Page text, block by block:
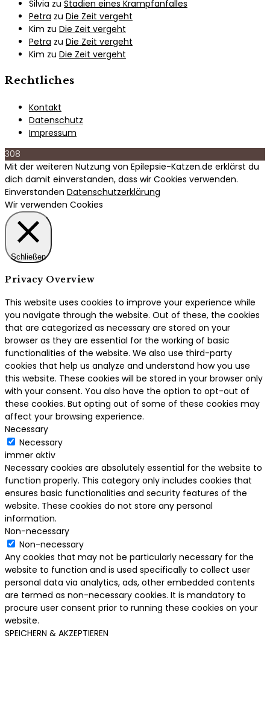
Silvia zu Stadien eines Krampfanfalles
Petra zu Die Zeit vergeht
Kim zu Die Zeit vergeht
Petra zu Die Zeit vergeht
Kim zu Die Zeit vergeht
Rechtliches
Kontakt
Datenschutz
Impressum
308
Mit der weiteren Nutzung von Epilepsie-Katzen.de erklärst du
dich damit einverstanden, dass wir Cookies verwenden.
Einverstanden Datenschutzerklärung
Wir verwenden Cookies
Schließen
Privacy Overview
This website uses cookies to improve your experience while
you navigate through the website. Out of these, the cookies
that are categorized as necessary are stored on your
browser as they are essential for the working of basic
functionalities of the website. We also use third-party
cookies that help us analyze and understand how you use
this website. These cookies will be stored in your browser only
with your consent. You also have the option to opt-out of
these cookies. But opting out of some of these cookies may
affect your browsing experience.
Necessary
Necessary
immer aktiv
Necessary cookies are absolutely essential for the website to
function properly. This category only includes cookies that
ensures basic functionalities and security features of the
website. These cookies do not store any personal
information.
Non-necessary
Non-necessary
Any cookies that may not be particularly necessary for the
website to function and is used specifically to collect user
personal data via analytics, ads, other embedded contents
are termed as non-necessary cookies. It is mandatory to
procure user consent prior to running these cookies on your
website.
SPEICHERN & AKZEPTIEREN